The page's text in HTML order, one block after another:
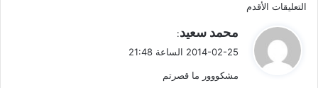
ت
ص
فّ
التعليقات الأقدم
ق
ل
محمد سعيد:
2014-02-25 الساعة 21:48
مشكووور ما قصرتم